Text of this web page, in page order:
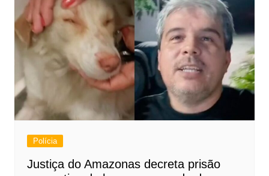
Polícia
Justiça do Amazonas decreta prisão